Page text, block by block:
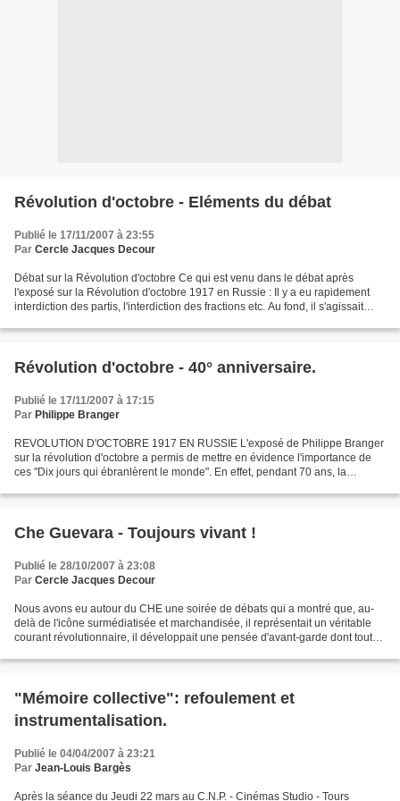
Révolution d'octobre - Eléments du débat
Publié le 17/11/2007 à 23:55
Par Cercle Jacques Decour
Débat sur la Révolution d'octobre Ce qui est venu dans le débat après
l'exposé sur la Révolution d'octobre 1917 en Russie : Il y a eu rapidement
interdiction des partis, l'interdiction des fractions etc. Au fond, il s'agissait
Révolution d'octobre - 40° anniversaire.
Publié le 17/11/2007 à 17:15
Par Philippe Branger
REVOLUTION D'OCTOBRE 1917 EN RUSSIE L'exposé de Philippe Branger
sur la révolution d'octobre a permis de mettre en évidence l'importance de
ces "Dix jours qui ébranlèrent le monde". En effet, pendant 70 ans, la
Che Guevara - Toujours vivant !
Publié le 28/10/2007 à 23:08
Par Cercle Jacques Decour
Nous avons eu autour du CHE une soirée de débats qui a montré que, au-
delà de l'icône surmédiatisée et marchandisée, il représentait un véritable
courant révolutionnaire, il développait une pensée d'avant-garde dont toute
"Mémoire collective": refoulement et
instrumentalisation.
Publié le 04/04/2007 à 23:21
Par Jean-Louis Bargès
Après la séance du Jeudi 22 mars au C.N.P. - Cinémas Studio - Tours